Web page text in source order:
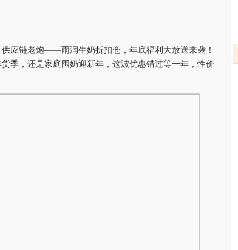
应链老炮——雨润牛奶折扣仓，年底福利大放送来袭！
季，还是家庭囤奶迎新年，这波优惠错过等一年，性价